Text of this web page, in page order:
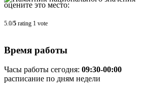
оцените это место:
5.0/5 rating 1 vote
Время работы
Часы работы сегодня: 09:30-00:00
расписание по дням недели